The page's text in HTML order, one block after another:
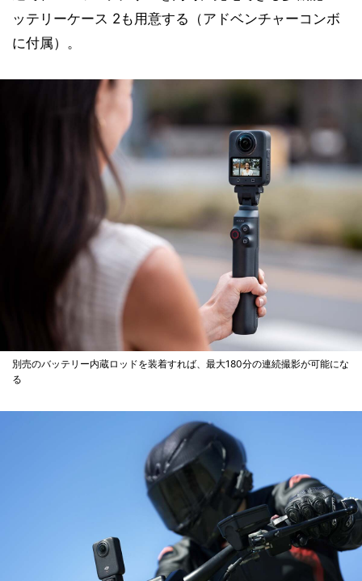
ッテリーケース 2も用意する（アドベンチャーコンボ
に付属）。
別売のバッテリー内蔵ロッドを装着すれば、最大180分の連続撮影が可能にな
る